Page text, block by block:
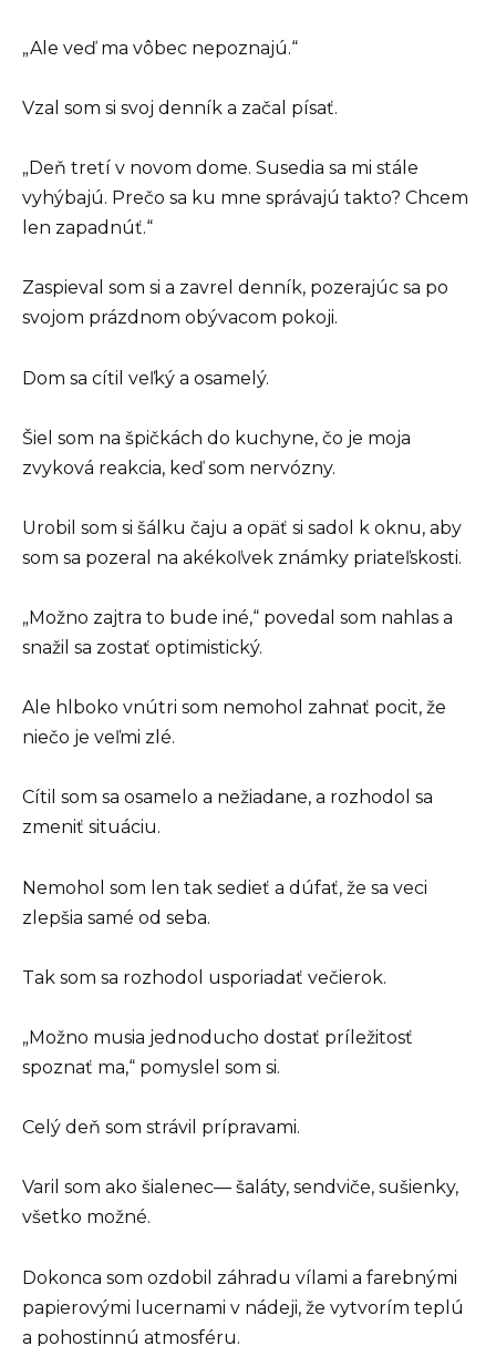
„Ale veď ma vôbec nepoznajú.“
Vzal som si svoj denník a začal písať.
„Deň tretí v novom dome. Susedia sa mi stále
vyhýbajú. Prečo sa ku mne správajú takto? Chcem
len zapadnúť.“
Zaspieval som si a zavrel denník, pozerajúc sa po
svojom prázdnom obývacom pokoji.
Dom sa cítil veľký a osamelý.
Šiel som na špičkách do kuchyne, čo je moja
zvyková reakcia, keď som nervózny.
Urobil som si šálku čaju a opäť si sadol k oknu, aby
som sa pozeral na akékoľvek známky priateľskosti.
„Možno zajtra to bude iné,“ povedal som nahlas a
snažil sa zostať optimistický.
Ale hlboko vnútri som nemohol zahnať pocit, že
niečo je veľmi zlé.
Cítil som sa osamelo a nežiadane, a rozhodol sa
zmeniť situáciu.
Nemohol som len tak sedieť a dúfať, že sa veci
zlepšia samé od seba.
Tak som sa rozhodol usporiadať večierok.
„Možno musia jednoducho dostať príležitosť
spoznať ma,“ pomyslel som si.
Celý deň som strávil prípravami.
Varil som ako šialenec— šaláty, sendviče, sušienky,
všetko možné.
Dokonca som ozdobil záhradu vílami a farebnými
papierovými lucernami v nádeji, že vytvorím teplú
a pohostinnú atmosféru.